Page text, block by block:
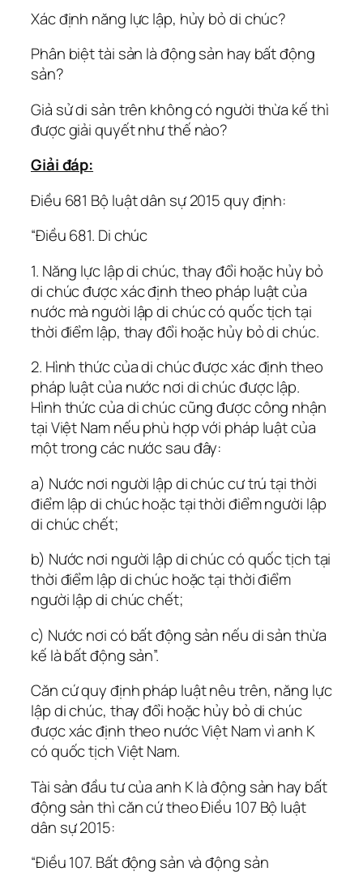
Xác định năng lực lập, hủy bỏ di chúc?
Phân biệt tài sản là động sản hay bất động
sản?
Giả sử di sản trên không có người thừa kế thì
được giải quyết như thế nào?
Giải đáp:
Điều 681 Bộ luật dân sự 2015 quy định:
“Điều 681. Di chúc
1. Năng lực lập di chúc, thay đổi hoặc hủy bỏ
di chúc được xác định theo pháp luật của
nước mà người lập di chúc có quốc tịch tại
thời điểm lập, thay đổi hoặc hủy bỏ di chúc.
2. Hình thức của di chúc được xác định theo
pháp luật của nước nơi di chúc được lập.
Hình thức của di chúc cũng được công nhận
tại Việt Nam nếu phù hợp với pháp luật của
một trong các nước sau đây:
a) Nước nơi người lập di chúc cư trú tại thời
điểm lập di chúc hoặc tại thời điểm người lập
di chúc chết;
b) Nước nơi người lập di chúc có quốc tịch tại
thời điểm lập di chúc hoặc tại thời điểm
người lập di chúc chết;
c) Nước nơi có bất động sản nếu di sản thừa
kế là bất động sản”.
Căn cứ quy định pháp luật nêu trên, năng lực
lập di chúc, thay đổi hoặc hủy bỏ di chúc
được xác định theo nước Việt Nam vì anh K
có quốc tịch Việt Nam.
Tài sản đầu tư của anh K là động sản hay bất
động sản thì căn cứ theo Điều 107 Bộ luật
dân sự 2015:
“Điều 107. Bất động sản và động sản